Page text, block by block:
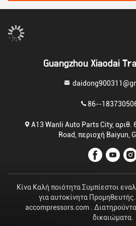
Guangzhou Xiaodai
86--
Α13 Wanli Auto Parts City, αριθ.
Road, περιοχή Baiyun,
Κίνα Καλή ποιότητα Συμπίεστοι
για αυτοκίνητα
accompressors.com .
δικαιώματα.